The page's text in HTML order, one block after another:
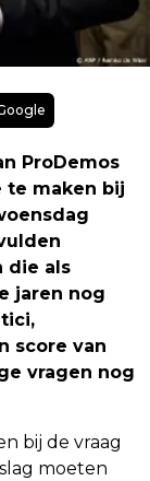
ProDemos
te maken bij
die als
jaren nog
score van
vragen nog
bij de vraag
moeten